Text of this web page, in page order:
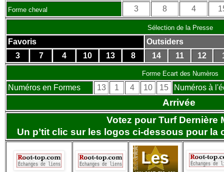
Forme cheval 3 8 4
Sélection de la Presse
Favoris
Outsiders
3
7 4 10 13 8 14 11 12
Forme Ecart des Numèros
Numéros en Formes 13 1 4 10 15 Numéros à
Arrivée
Votez pour Turf Dernière
Un p’tit clic sur les logos ci-dessous pour la